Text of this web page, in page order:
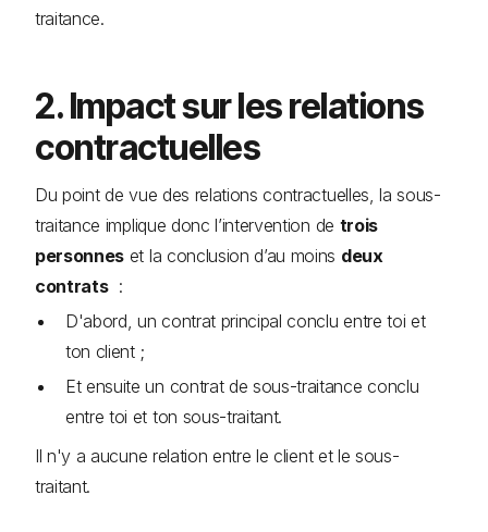
traitance.
2. Impact sur les relations
contractuelles
Du point de vue des relations contractuelles, la sous-
traitance implique donc l’intervention de trois
personnes et la conclusion d’au moins deux
contrats:
D'abord, un contrat principal conclu entre toi et
ton client ;
Et ensuite un contrat de sous-traitance conclu
entre toi et ton sous-traitant.
Il n'y a aucune relation entre le client et le sous-
traitant.